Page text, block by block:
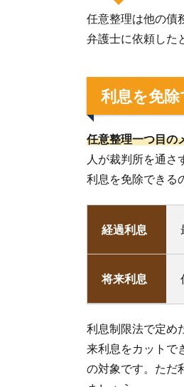
任意整理は他の債
弁護士に依頼した
利息を免除
任意整理一つ目の
人が裁判所を通
利息を免除できる
経過利息
将来利息
利息制限法で定め
来利息をカットで
の対象です。ただ